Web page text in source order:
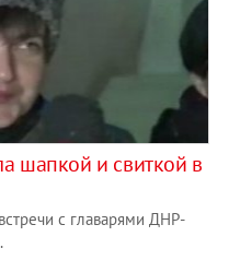
шапкой и свиткой в
с главарями ДНР-